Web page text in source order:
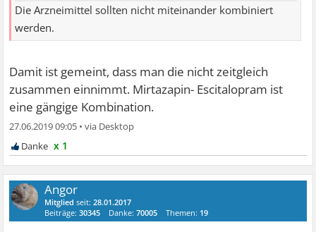
Die Arzneimittel sollten nicht miteinander kombiniert
werden.
Damit ist gemeint, dass man die nicht zeitgleich
zusammen einnimmt. Mirtazapin- Escitalopram ist
eine gängige Kombination.
27.06.2019 09:05 •
x 1
Angor
Mitglied seit:28.01.2017
Beiträge:30345 Danke:70005 Themen: 19